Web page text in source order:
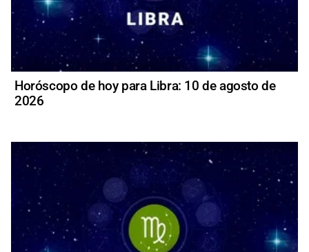
Horóscopo de hoy para Libra: 10 de agosto de
2026